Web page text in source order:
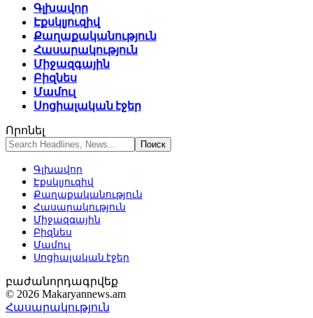
Գլխավոր
Էքսկլյուզիվ
Քաղաքականություն
Հասարակություն
Միջազգային
Բիզնես
Մամուլ
Սոցիալական էջեր
Որոնել
Գլխավոր
Էքսկլյուզիվ
Քաղաքականություն
Հասարակություն
Միջազգային
Բիզնես
Մամուլ
Սոցիալական էջեր
բաժանորդագրվեք
© 2026 Makaryannews.am
Հասարակություն